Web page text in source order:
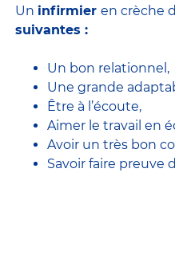
Un infirmier en crèche
suivantes :
Un bon relationnel,
Une grande
Être à l’écoute,
Aimer le travail en
Avoir un très bon
Savoir faire preuve